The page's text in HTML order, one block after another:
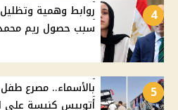
4
روابط وهمية
سبب حصول ريم محمد على 4%
5
أتوبيس كنيسة على